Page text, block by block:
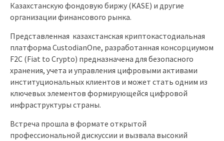
Казахстанскую фондовую биржу (KASE) и другие
организации финансового рынка.
Представленная казахстанская криптокастодиальная
платформа CustodianOne, разработанная консорциумом
F2C (Fiat to Crypto) предназначена для безопасного
хранения, учета и управления цифровыми активами
институциональных клиентов и может стать одним из
ключевых элементов формирующейся цифровой
инфраструктуры страны.
Встреча прошла в формате открытой
профессиональной дискуссии и вызвала высокий